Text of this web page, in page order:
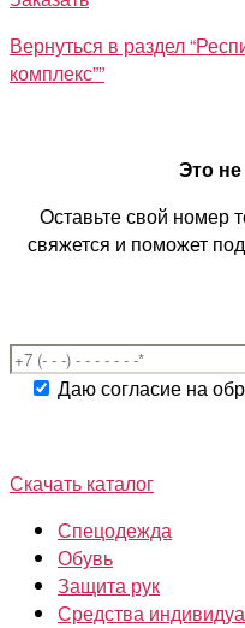
Вернуться в раздел
комплекс””
Это
Оставьте свой номер
свяжется и поможет
Даю согласие на
Скачать каталог
Спецодежда
Обувь
Защита рук
Средства